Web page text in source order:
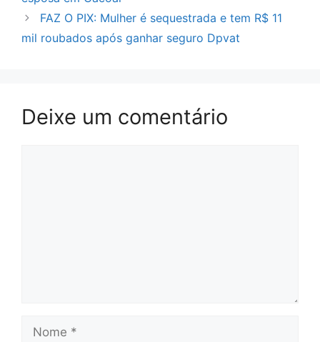
FAZ O PIX: Mulher é sequestrada e tem R$ 11
mil roubados após ganhar seguro Dpvat
Deixe um comentário
Nome